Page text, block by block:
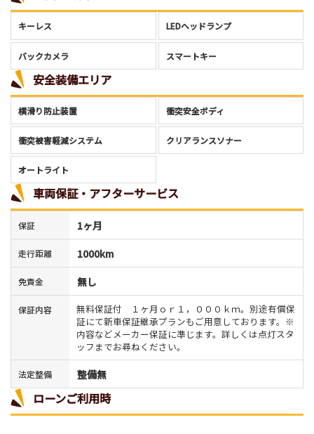
キーレス LEDヘッドランプ
バックカメラ スマートキー
安全装備エリア
横滑り防止装置 衝突安全ボディ
衝突被害軽減システム クリアランスソナー
オートライト
車両保証・アフターサービス
保証 1ヶ月
走行距離 1000km
免責金 無し
保証内容
無料保証付 １ヶ月ｏｒ１，０００ｋｍ。別途有償保
証にて新車保証継承プランもご用意しております。※
内容などメーカー保証に準じます。詳しくは点灯スタ
ッフまでお尋ねください。
法定整備 整備無
ローンご利用時